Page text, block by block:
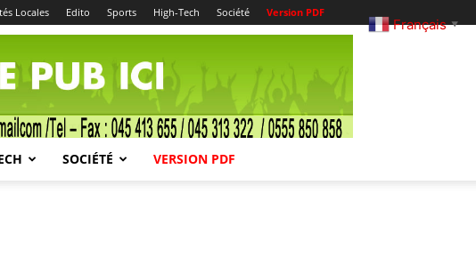
Locales Edito Sports High-Tech Société Version PDF
SOCIÉTÉ VERSION PDF
Français ▼